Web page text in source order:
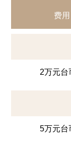
费用
2万元台
5万元台